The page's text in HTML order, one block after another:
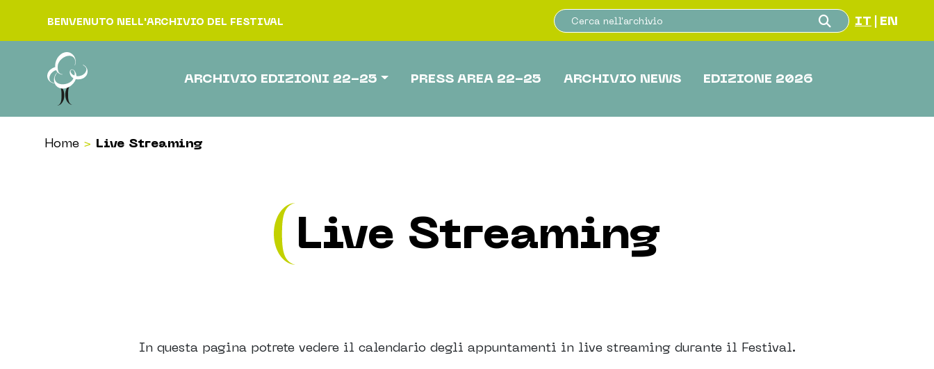
BENVENUTO NELL'ARCHIVIO DEL FESTIVAL IT EN
ARCHIVIO EDIZIONI 22-25 PRESS AREA 22-25 ARCHIVIO NEWS EDIZIONE 2026
Home > Live Streaming
Live Streaming
In questa pagina potrete vedere il calendario degli appuntamenti in live streaming durante il Festival.